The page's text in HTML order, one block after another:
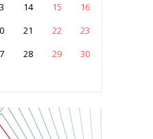
14 15
16
21 22
23
28 29
30